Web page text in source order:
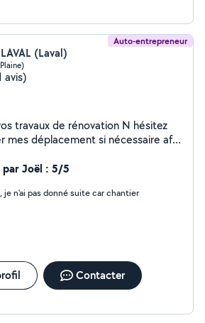
Auto-entrepreneur
(Laval)
avis)
de rénovation N hésitez
mes déplacement si nécessaire afin
si nécessaire
par Joël : 5/5
n'ai pas donné suite car chantier
Contacter